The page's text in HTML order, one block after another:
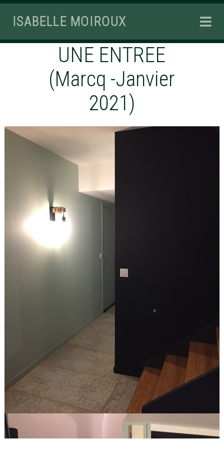
ISABELLE MOIROUX
UNE ENTREE
(Marcq -Janvier
2021)